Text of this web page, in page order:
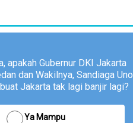
apakah Gubernur DKI Jakarta
dan Wakilnya, Sandiaga Uno
Jakarta tak lagi banjir lagi?
Ya Mampu